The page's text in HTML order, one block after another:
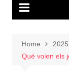
Home 2025
Què volen els